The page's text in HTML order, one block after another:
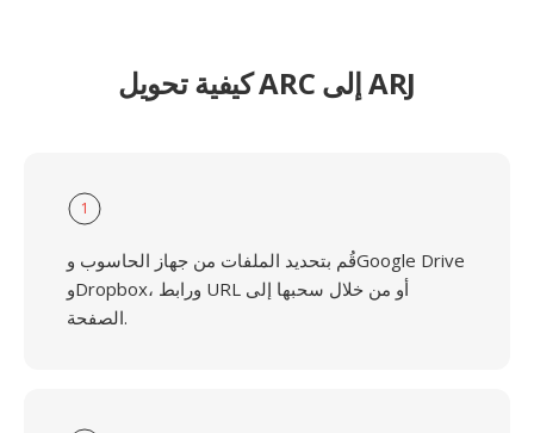
كيفية تحويل ARC إلى ARJ
1
قُم بتحديد الملفات من جهاز الحاسوب وGoogle Drive
وDropbox، ورابط URL أو من خلال سحبها إلى
الصفحة.